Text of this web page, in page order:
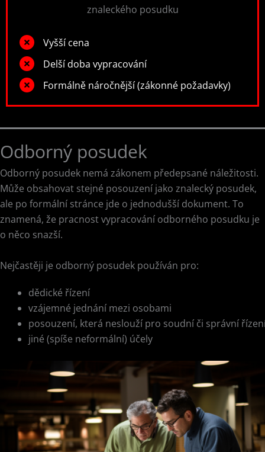
znaleckého posudku
Vyšší cena
Delší doba vypracování
Formálně náročnější (zákonné požadavky)
Odborný posudek
Odborný posudek nemá zákonem předepsané náležitosti.
Může obsahovat stejné posouzení jako znalecký posudek,
ale po formální stránce jde o jednodušší dokument. To
znamená, že pracnost vypracování odborného posudku je
o něco snazší.
Nejčastěji je odborný posudek používán pro:
dědické řízení
vzájemné jednání mezi osobami
posouzení, která neslouží pro soudní či správní
jiné (spíše neformální) účely